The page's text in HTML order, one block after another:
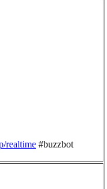
realtime #buzzbot